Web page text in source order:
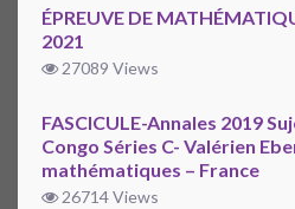
ÉPREUVE DE
2021
27089 Views
FASCICULE-Annales 2019
Congo Séries C- Valérien
mathématiques – France
26714 Views